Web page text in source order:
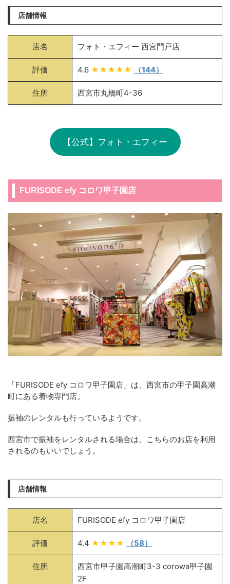
店舗情報
店名 フォト・エフィー 西宮門戸店
評価 4.6 ★★★★★ （144）
住所 西宮市丸橋町4-36
【公式】フォト・エフィー
FURISODE efy コロワ甲子園店
「FURISODE efy コロワ甲子園店」は、西宮市の甲子園高潮
町にある着物専門店。
振袖のレンタルも行っているようです。
西宮市で振袖をレンタルされる場合は、こちらのお店を利用
されるのもいいでしょう。
店舗情報
店名 FURISODE efy コロワ甲子園店
評価 4.4 ★★★★ （58）
住所
西宮市甲子園高潮町3-3 corowa甲子園
2F